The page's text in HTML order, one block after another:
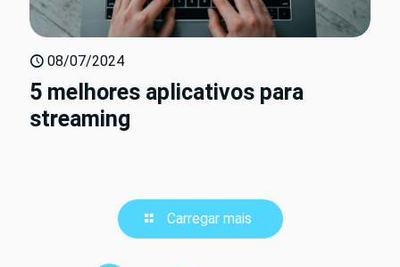
08/07/2024
5 melhores aplicativos para
streaming
Carregar mais